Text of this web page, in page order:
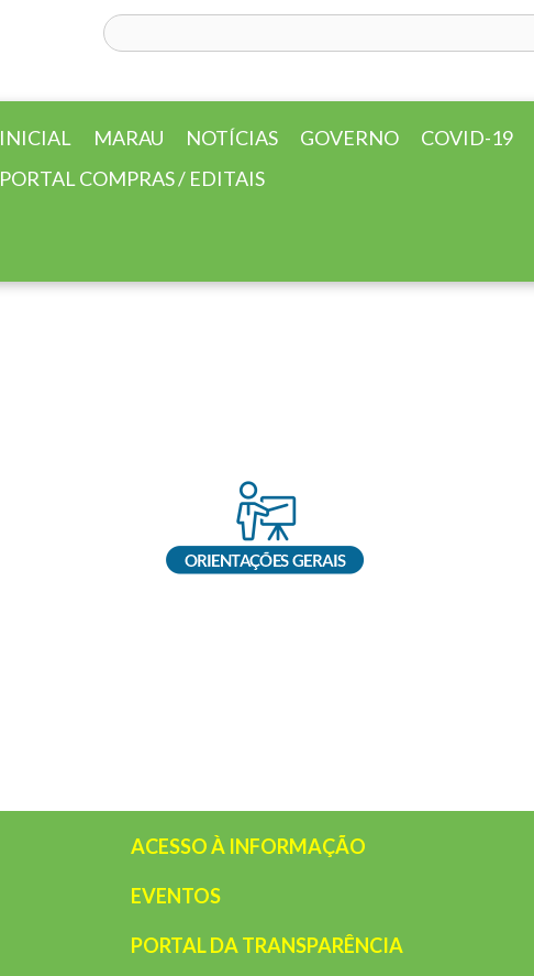
INICIAL MARAU NOTÍCIAS GOVERNO COVID-19
PORTAL COMPRAS / EDITAIS
ACESSO À INFORMAÇÃO
EVENTOS
PORTAL DA TRANSPARÊNCIA